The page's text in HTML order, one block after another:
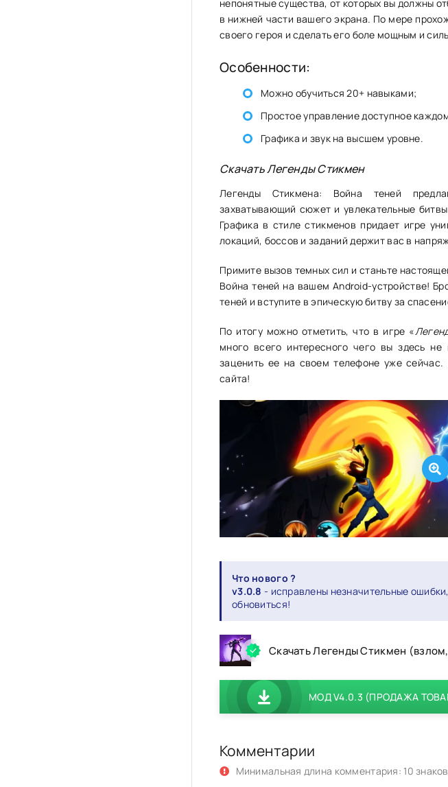
непонятные существа, от которых вы должны
в нижней части вашего экрана. По мере
своего героя и сделать его боле мощным и
Особенности:
Можно обучиться 20+ навыками;
Простое управление доступное
Графика и звук на высшем уровне.
Скачать Легенды Стикмен
Легенды Стикмена: Война теней
захватывающий сюжет и увлекательные
Графика в стиле стикменов придает игре
локаций, боссов и заданий держит вас в
Примите вызов темных сил и станьте
Война теней на вашем Android-устройстве!
теней и вступите в эпическую битву за
По итогу можно отметить, что в игре «
много всего интересного чего вы здесь
заценить ее на своем телефоне уже
сайта!
Что нового ?
v3.0.8 - исправлены незначительные
обновиться!
Скачать Легенды Стикмен
МОД V4.0.3 (ПРОДАЖА
Комментарии
Минимальная длина комментария: 10